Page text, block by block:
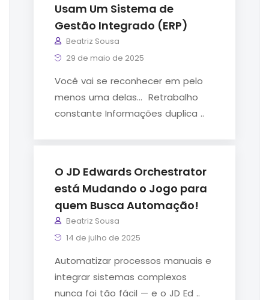
Usam Um Sistema de
Gestão Integrado (ERP)
Beatriz Sousa
29 de maio de 2025
Você vai se reconhecer em pelo
menos uma delas… Retrabalho
constante Informações duplica ..
O JD Edwards Orchestrator
está Mudando o Jogo para
quem Busca Automação!
Beatriz Sousa
14 de julho de 2025
Automatizar processos manuais e
integrar sistemas complexos
nunca foi tão fácil — e o JD Ed ..